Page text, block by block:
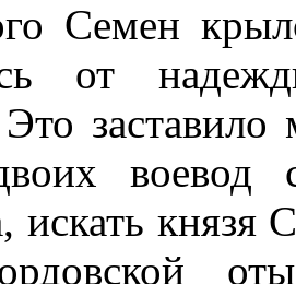
Семен
от
искать князя